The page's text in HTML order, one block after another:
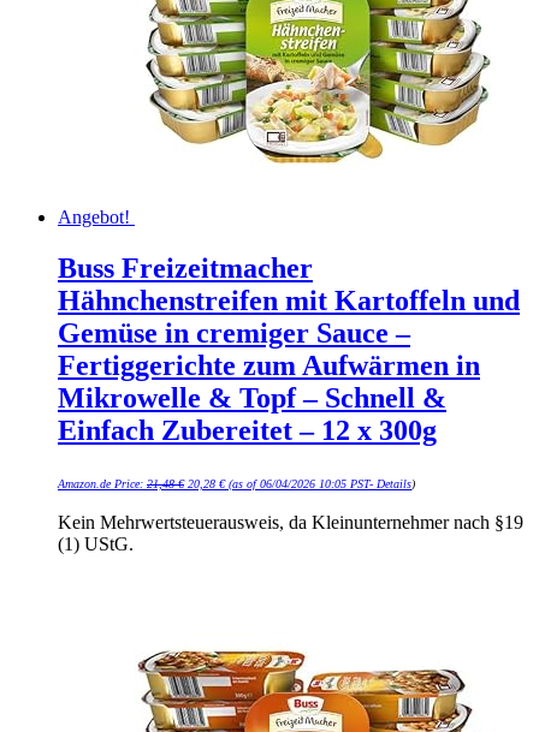
Angebot!
Buss Freizeitmacher
Hähnchenstreifen mit Kartoffeln und
Gemüse in cremiger Sauce –
Fertiggerichte zum Aufwärmen in
Mikrowelle & Topf – Schnell &
Einfach Zubereitet – 12 x 300g
Amazon.de Price: 21,48€
Ursprünglicher
Preis
21,48 €
20,28 €
Aktueller
Preis
20,28 €.
(as of 06/04/2026 10:05 PST- Details)
Kein Mehrwertsteuerausweis, da Kleinunternehmer nach §19
(1) UStG.